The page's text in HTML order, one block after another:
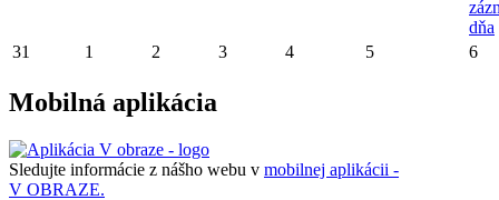
dňa
31
1 2 3 4 5 6
Mobilná aplikácia
Sledujte informácie z nášho webu v mobilnej aplikácii -
V OBRAZE.